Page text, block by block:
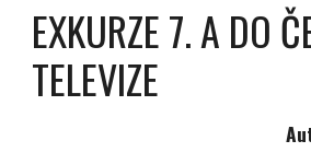
EXKURZE 7. A DO
TELEVIZE